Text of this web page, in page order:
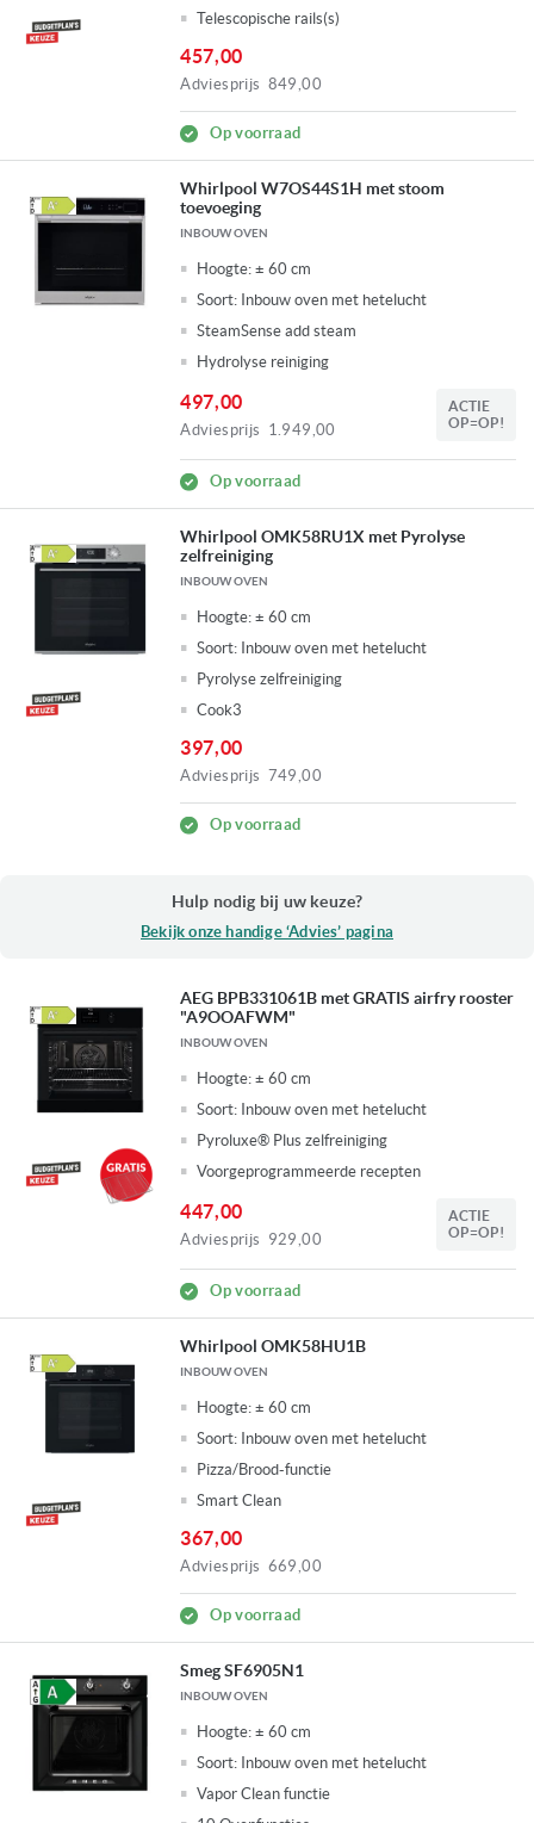
Telescopische rails(s)
457,00
Adviesprijs 849,00
Op voorraad
Whirlpool W7OS44S1H met stoom
toevoeging
INBOUW OVEN
Hoogte: ± 60 cm
Soort: Inbouw oven met hetelucht
SteamSense add steam
Hydrolyse reiniging
497,00
Adviesprijs 1.949,00
ACTIE
OP=OP!
Op voorraad
Whirlpool OMK58RU1X met Pyrolyse
zelfreiniging
INBOUW OVEN
Hoogte: ± 60 cm
Soort: Inbouw oven met hetelucht
Pyrolyse zelfreiniging
Cook3
397,00
Adviesprijs 749,00
Op voorraad
Hulp nodig bij uw keuze?
Bekijk onze handige ‘Advies’ pagina
AEG BPB331061B met GRATIS airfry rooster
"A9OOAFWM"
INBOUW OVEN
Hoogte: ± 60 cm
Soort: Inbouw oven met hetelucht
Pyroluxe® Plus zelfreiniging
Voorgeprogrammeerde recepten
447,00
Adviesprijs 929,00
ACTIE
OP=OP!
Op voorraad
Whirlpool OMK58HU1B
INBOUW OVEN
Hoogte: ± 60 cm
Soort: Inbouw oven met hetelucht
Pizza/Brood-functie
Smart Clean
367,00
Adviesprijs 669,00
Op voorraad
Smeg SF6905N1
INBOUW OVEN
Hoogte: ± 60 cm
Soort: Inbouw oven met hetelucht
Vapor Clean functie